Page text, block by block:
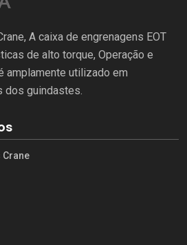
A caixa de engrenagens EOT
de alto torque, Operação e
amplamente utilizado em
dos guindastes.
Crane